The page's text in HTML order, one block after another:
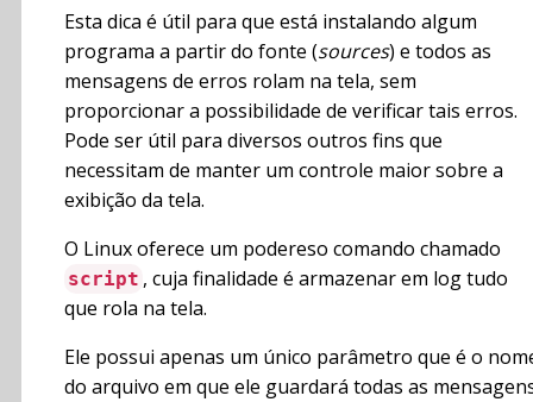
Esta dica é útil para que está instalando algum
programa a partir do fonte (sources) e todos as
mensagens de erros rolam na tela, sem
proporcionar a possibilidade de verificar tais erros.
Pode ser útil para diversos outros fins que
necessitam de manter um controle maior sobre a
exibição da tela.
O Linux oferece um podereso comando chamado
script , cuja finalidade é armazenar em log tudo
que rola na tela.
Ele possui apenas um único parâmetro que é o
do arquivo em que ele guardará todas as